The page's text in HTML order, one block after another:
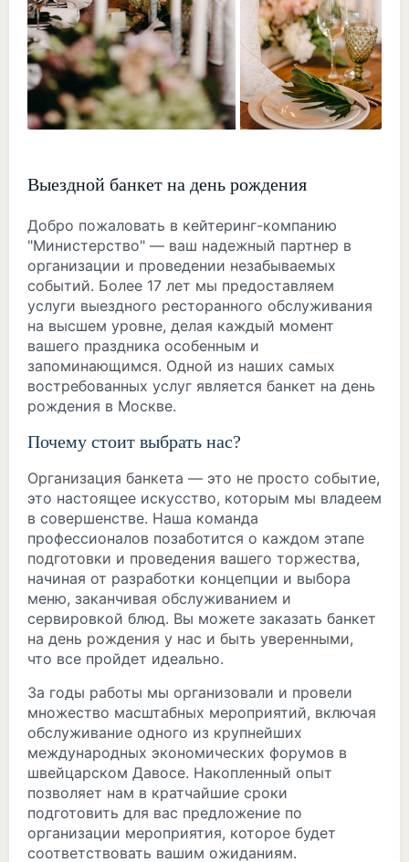
Выездной банкет на день рождения
Добро пожаловать в кейтеринг-компанию
"Министерство" — ваш надежный партнер в
организации и проведении незабываемых
событий. Более 17 лет мы предоставляем
услуги выездного ресторанного обслуживания
на высшем уровне, делая каждый момент
вашего праздника особенным и
запоминающимся. Одной из наших самых
востребованных услуг является банкет на день
рождения в Москве.
Почему стоит выбрать нас?
Организация банкета — это не просто событие,
это настоящее искусство, которым мы владеем
в совершенстве. Наша команда
профессионалов позаботится о каждом этапе
подготовки и проведения вашего торжества,
начиная от разработки концепции и выбора
меню, заканчивая обслуживанием и
сервировкой блюд. Вы можете заказать банкет
на день рождения у нас и быть уверенными,
что все пройдет идеально.
За годы работы мы организовали и провели
множество масштабных мероприятий, включая
обслуживание одного из крупнейших
международных экономических форумов в
швейцарском Давосе. Накопленный опыт
позволяет нам в кратчайшие сроки
подготовить для вас предложение по
организации мероприятия, которое будет
соответствовать вашим ожиданиям.